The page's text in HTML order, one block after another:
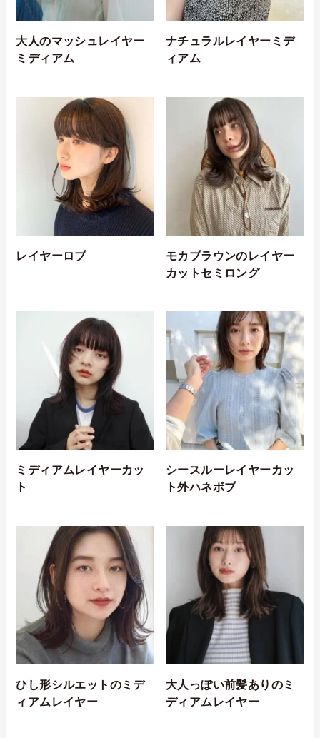
大人のマッシュレイヤー
ミディアム
ナチュラルレイヤーミデ
ィアム
レイヤーロブ
モカブラウンのレイヤー
カットセミロング
ミディアムレイヤーカッ
ト
シースルーレイヤーカッ
ト外ハネボブ
ひし形シルエットのミデ
ィアムレイヤー
大人っぽい前髪ありのミ
ディアムレイヤー